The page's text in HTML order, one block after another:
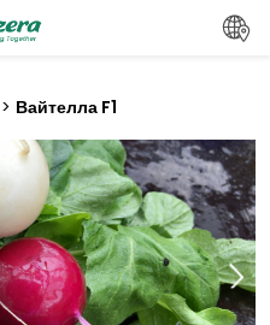
> Вайтелла F1